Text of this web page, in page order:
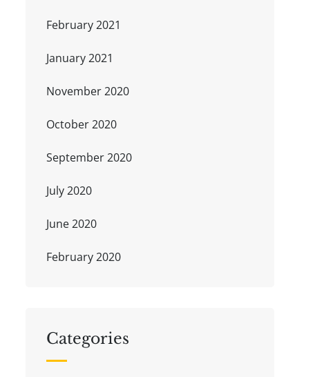
February 2021
January 2021
November 2020
October 2020
September 2020
July 2020
June 2020
February 2020
Categories